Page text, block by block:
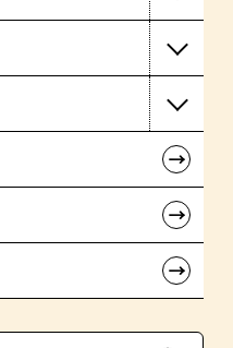
←
←
←